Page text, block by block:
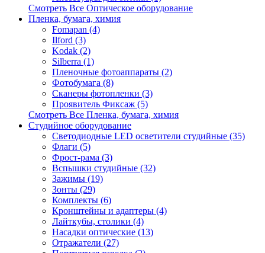
Смотреть Все Оптическое оборудование
Пленка, бумага, химия
Fomapan (4)
Ilford (3)
Kodak (2)
Silberra (1)
Пленочные фотоаппараты (2)
Фотобумага (8)
Сканеры фотопленки (3)
Проявитель Фиксаж (5)
Смотреть Все Пленка, бумага, химия
Студийное оборудование
Светодиодные LED осветители студийные (35)
Флаги (5)
Фрост-рама (3)
Вспышки студийные (32)
Зажимы (19)
Зонты (29)
Комплекты (6)
Кронштейны и адаптеры (4)
Лайткубы, столики (4)
Насадки оптические (13)
Отражатели (27)